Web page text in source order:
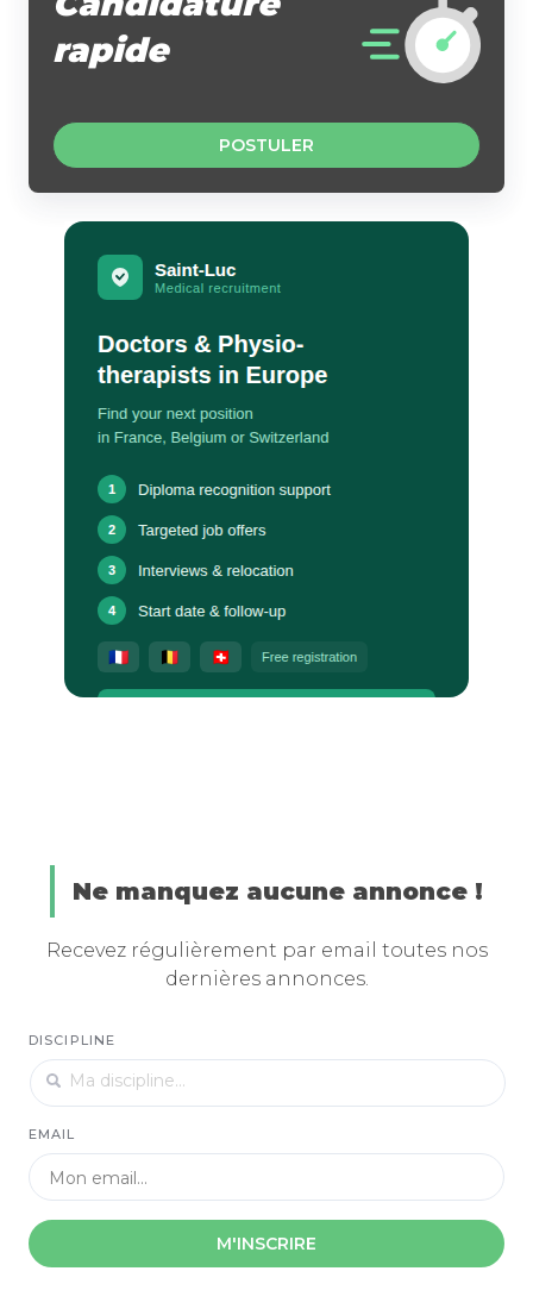
rapide
POSTULER
Ne manquez aucune annonce !
Recevez régulièrement par email toutes nos
dernières annonces.
DISCIPLINE
EMAIL
M'INSCRIRE